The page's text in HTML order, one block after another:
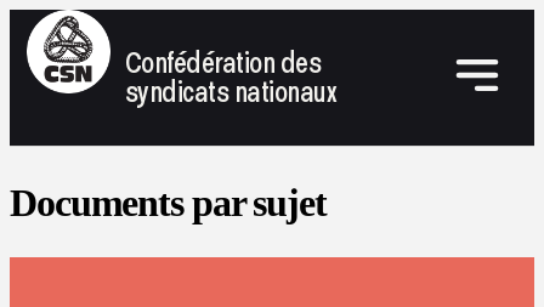
Confédération des
syndicats nationaux
Documents par sujet